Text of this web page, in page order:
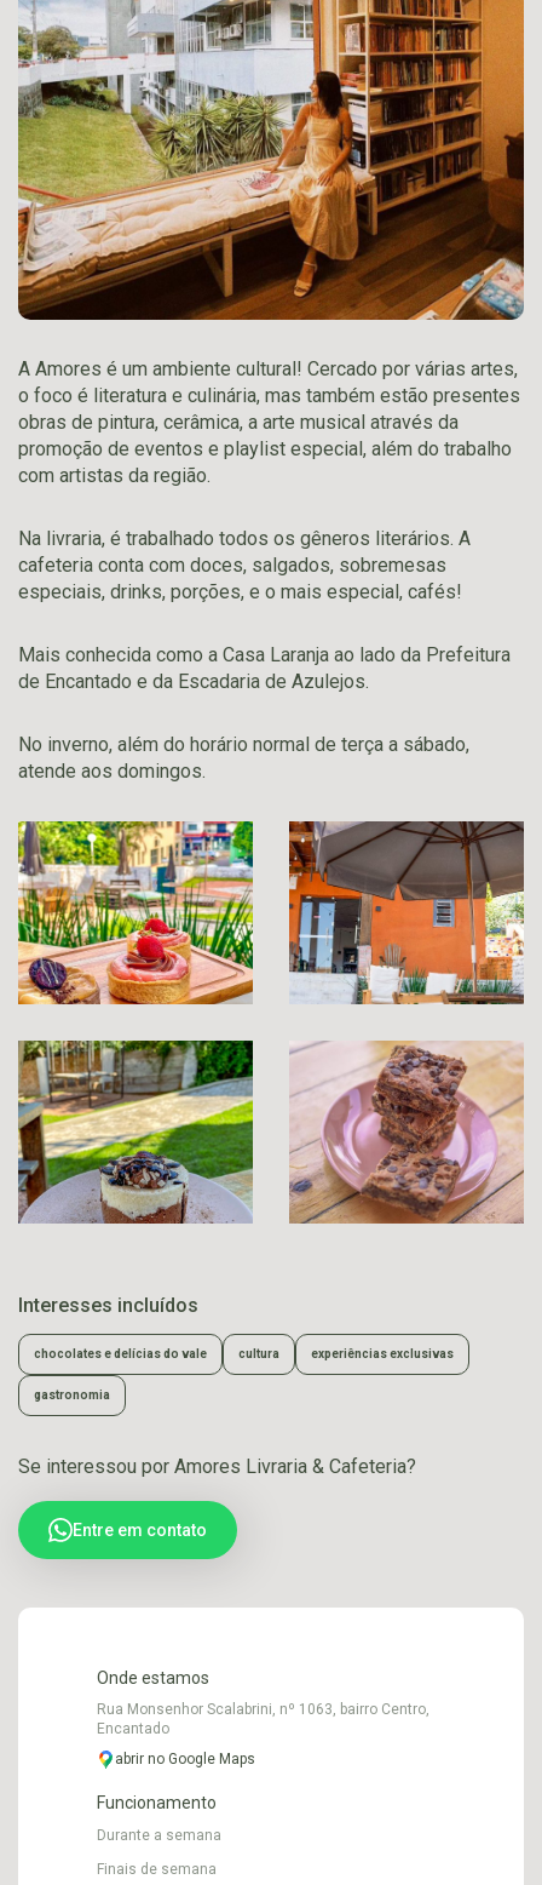
A Amores é um ambiente cultural! Cercado por várias artes,
o foco é literatura e culinária, mas também estão presentes
obras de pintura, cerâmica, a arte musical através da
promoção de eventos e playlist especial, além do trabalho
com artistas da região.
Na livraria, é trabalhado todos os gêneros literários. A
cafeteria conta com doces, salgados, sobremesas
especiais, drinks, porções, e o mais especial, cafés!
Mais conhecida como a Casa Laranja ao lado da Prefeitura
de Encantado e da Escadaria de Azulejos.
No inverno, além do horário normal de terça a sábado,
atende aos domingos.
Interesses incluídos
chocolates e delícias do vale cultura experiências exclusivas
gastronomia
Se interessou por Amores Livraria & Cafeteria?
Entre em contato
Onde estamos
Rua Monsenhor Scalabrini, nº 1063, bairro Centro,
Encantado
abrir no Google Maps
Funcionamento
Durante a semana
Finais de semana